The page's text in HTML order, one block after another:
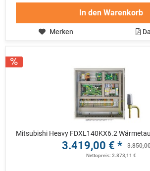
In den Warenkorb
Merken
Mitsubishi Heavy FDXL140KX6.2
3.419,00 € *
Nettopreis: 2.873,11 €